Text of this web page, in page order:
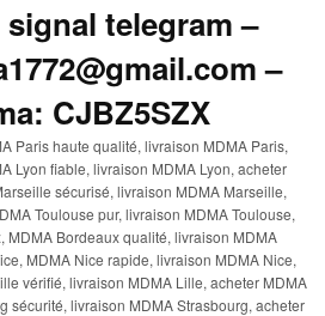
telegram –
–
CJBZ5SZX
Paris haute qualité, livraison MDMA Paris,
Lyon fiable, livraison MDMA Lyon, acheter
sécurisé, livraison MDMA Marseille,
Toulouse pur, livraison MDMA Toulouse,
MDMA Bordeaux qualité, livraison MDMA
MDMA Nice rapide, livraison MDMA Nice,
vérifié, livraison MDMA Lille, acheter MDMA
sécurité, livraison MDMA Strasbourg, acheter